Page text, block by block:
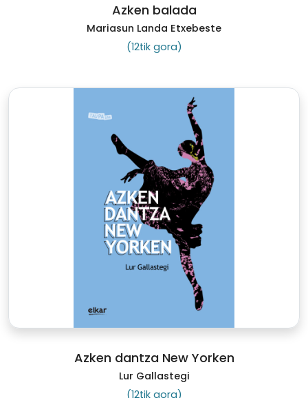
Azken balada
Mariasun Landa Etxebeste
(12tik gora)
Azken dantza New Yorken
Lur Gallastegi
(12tik gora)